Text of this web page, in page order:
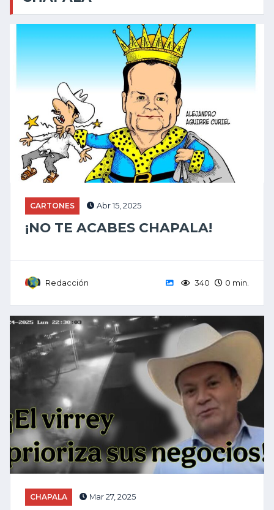
CARTONES Abr 15, 2025
¡NO TE ACABES CHAPALA!
Redacción 340 0 min.
CHAPALA Mar 27, 2025